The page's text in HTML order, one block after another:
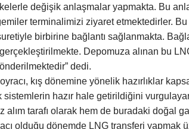
değişik anlaşmalar yapmakta. Bu
terminalimizi ziyaret etmektedirler.
birbirine bağlantı sağlanmakta.
Depomuza alınan bu
dedi.
kış dönemine yönelik hazırlıklar
sistemlerin hazır hale getirildiğini
alım tarafı olarak hem de buradaki doğal
olduğu dönemde LNG transferi yapmak